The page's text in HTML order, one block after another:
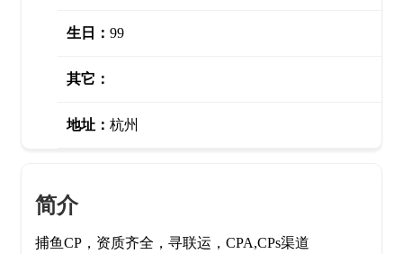
生日： 99
其它：
地址： 杭州
简介
捕鱼CP，资质齐全，寻联运，CPA,CPs渠道